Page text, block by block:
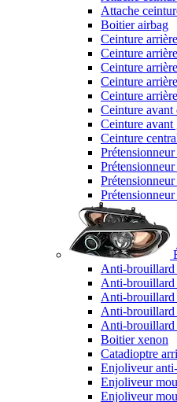
Attache
Boitier airbag
Ceinture
Ceinture
Ceinture
Ceinture
Ceinture
Ceinture avant
Ceinture avant
Ceinture
Anti-brouillard
Anti-brouillard
Anti-brouillard
Anti-
Anti-brouillard
Boitier xenon
Catadioptre
Enjoliveur
Enjoliveur
Enjoliveur